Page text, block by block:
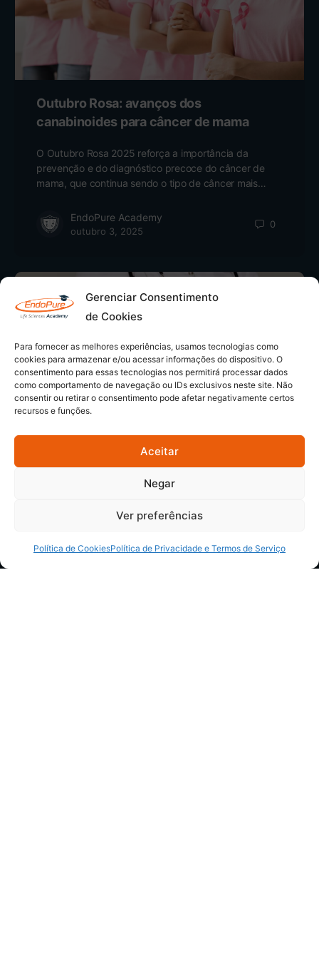
Gerenciar Consentimento
de Cookies
Para fornecer as melhores experiências, usamos tecnologias como
cookies para armazenar e/ou acessar informações do dispositivo. O
consentimento para essas tecnologias nos permitirá processar dados
como comportamento de navegação ou IDs exclusivos neste site. Não
consentir ou retirar o consentimento pode afetar negativamente certos
recursos e funções.
Aceitar
Negar
Ver preferências
Política de CookiesPolítica de Privacidade e Termos de Serviço
Outubro Rosa: avanços dos
canabinoides para câncer de mama
O Outubro Rosa 2025 reforça a importância da
prevenção e do diagnóstico precoce do câncer de
mama, que continua sendo o tipo de câncer mais…
EndoPure Academy
outubro 3, 2025
0
Prevenção do câncer colorretal: a
mudança de hábitos
O câncer colorretal é uma das principais causas de
dados do Ministério da Saúde, o câncer…
EndoPure Academy
0